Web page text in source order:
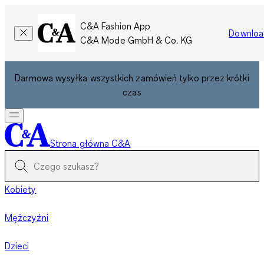
C&A Fashion App
C&A Mode GmbH & Co. KG
Darmowa wysyłka wszystkich zamówień tylko przez krótki
czas
Strona główna C&A
Kobiety
Mężczyźni
Dzieci